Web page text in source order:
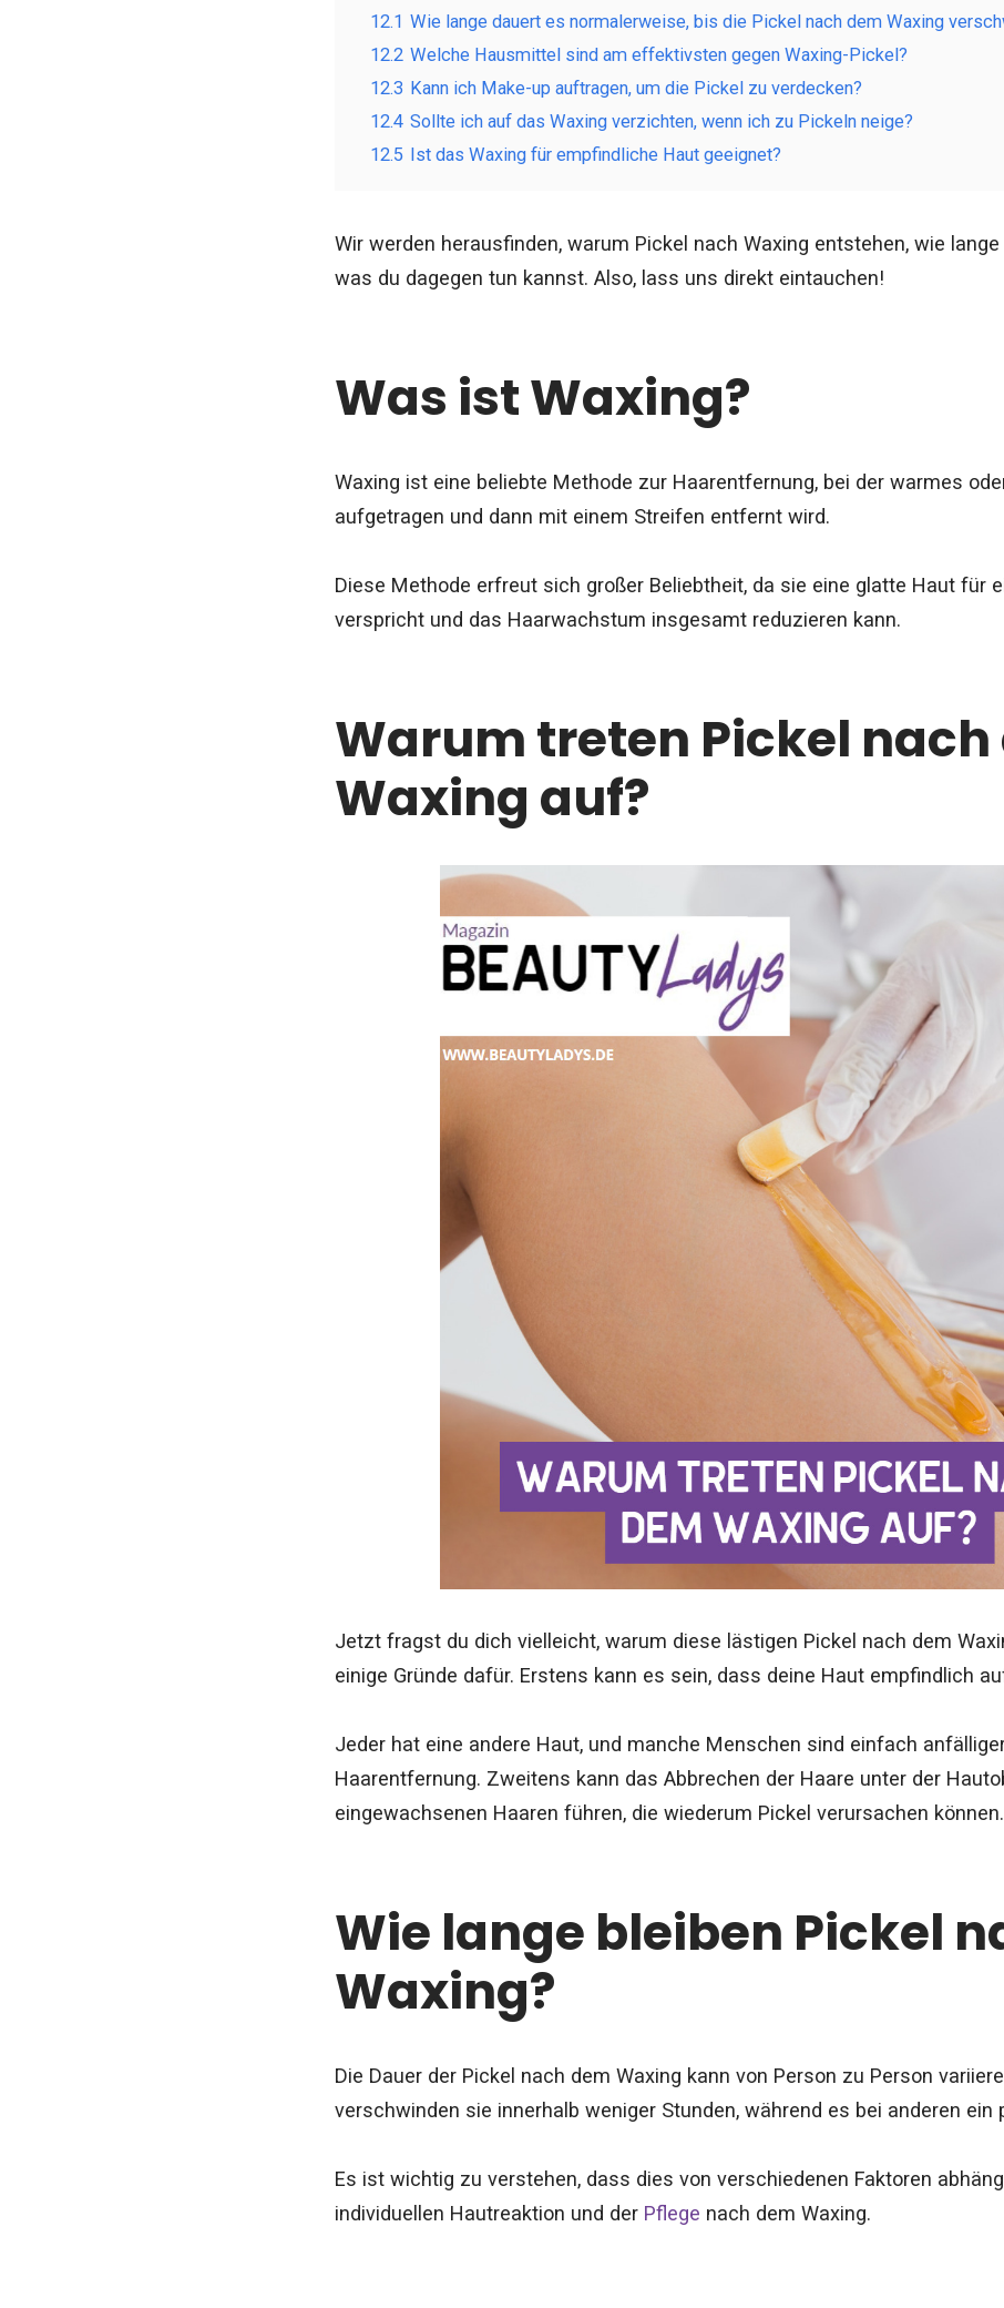
12.1 Wie lange dauert es normalerweise, bis die Pickel nach dem Waxing
12.2 Welche Hausmittel sind am effektivsten gegen Waxing-Pickel?
12.3 Kann ich Make-up auftragen, um die Pickel zu verdecken?
12.4 Sollte ich auf das Waxing verzichten, wenn ich zu Pickeln neige?
12.5 Ist das Waxing für empfindliche Haut geeignet?
Wir werden herausfinden, warum Pickel nach Waxing entstehen, wie
was du dagegen tun kannst. Also, lass uns direkt eintauchen!
Was ist Waxing?
Waxing ist eine beliebte Methode zur Haarentfernung, bei der warmes
aufgetragen und dann mit einem Streifen entfernt wird.
Diese Methode erfreut sich großer Beliebtheit, da sie eine glatte Haut für
verspricht und das Haarwachstum insgesamt reduzieren kann.
Warum treten Pickel nach
Waxing auf?
Jetzt fragst du dich vielleicht, warum diese lästigen Pickel nach dem
einige Gründe dafür. Erstens kann es sein, dass deine Haut empfindlich
Jeder hat eine andere Haut, und manche Menschen sind einfach
Haarentfernung. Zweitens kann das Abbrechen der Haare unter der
eingewachsenen Haaren führen, die wiederum Pickel verursachen können.
Wie lange bleiben Pickel
Waxing?
Die Dauer der Pickel nach dem Waxing kann von Person zu Person
verschwinden sie innerhalb weniger Stunden, während es bei anderen ein
Es ist wichtig zu verstehen, dass dies von verschiedenen Faktoren
individuellen Hautreaktion und der Pflege nach dem Waxing.